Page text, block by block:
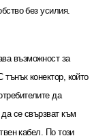
без усилия.
възможност за
тънък конектор, който
да
се свързват към
кабел
По този